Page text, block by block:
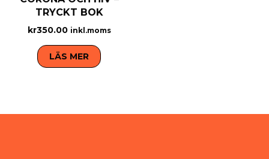
TRYCKT BOK
kr350.00 inkl.moms
LÄS MER